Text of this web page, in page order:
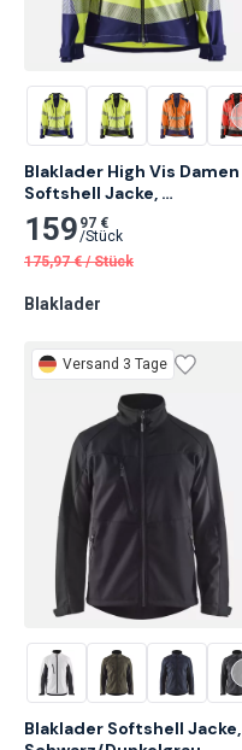
Blaklader High Vis Damen
Softshell Jacke,
Gelb/Marineblau
159 97 €
/Stück
175,97 € /Stück
Blaklader
Versand 3 Tage
Blaklader Softshell Jacke,